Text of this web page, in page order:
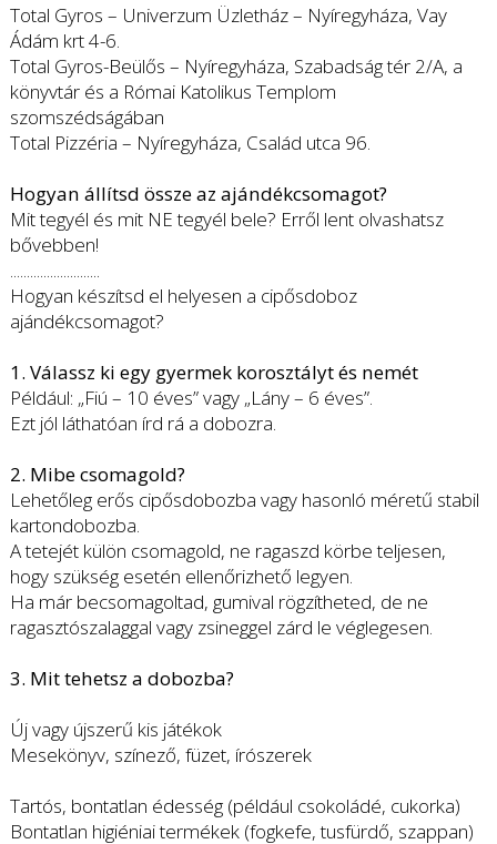
Total Gyros – Univerzum Üzletház – Nyíregyháza, Vay
Ádám krt 4-6.
Total Gyros-Beülős – Nyíregyháza, Szabadság tér 2/A, a
könyvtár és a Római Katolikus Templom
szomszédságában
Total Pizzéria – Nyíregyháza, Család utca 96.
Hogyan állítsd össze az ajándékcsomagot?
Mit tegyél és mit NE tegyél bele? Erről lent olvashatsz
bővebben!
...........................
Hogyan készítsd el helyesen a cipősdoboz
ajándékcsomagot?
1. Válassz ki egy gyermek korosztályt és nemét
Például: „Fiú – 10 éves” vagy „Lány – 6 éves”.
Ezt jól láthatóan írd rá a dobozra.
2. Mibe csomagold?
Lehetőleg erős cipősdobozba vagy hasonló méretű stabil
kartondobozba.
A tetejét külön csomagold, ne ragaszd körbe teljesen,
hogy szükség esetén ellenőrizhető legyen.
Ha már becsomagoltad, gumival rögzítheted, de ne
ragasztószalaggal vagy zsineggel zárd le véglegesen.
3. Mit tehetsz a dobozba?
Új vagy újszerű kis játékok
Mesekönyv, színező, füzet, írószerek
Tartós, bontatlan édesség (például csokoládé, cukorka)
Bontatlan higiéniai termékek (fogkefe, tusfürdő, szappan)